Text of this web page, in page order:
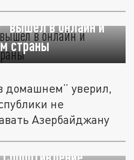
вышел в онлайн и
страны
домашнем” уверил,
не
Азербайджану